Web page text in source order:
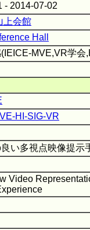
- 2014-07-02
上会館
Hall
(IEICE-MVE,VR学
HI-SIG-VR
い多視点映像提示
Video